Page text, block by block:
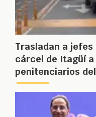
Trasladan a
cárcel de Itagüí
penitenciarios